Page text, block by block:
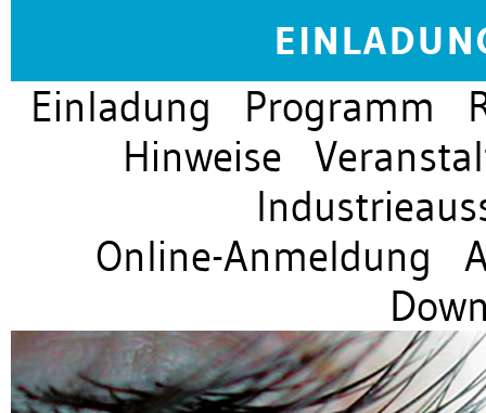
Einladung Programm
Hinweise
Online-Anmeldung